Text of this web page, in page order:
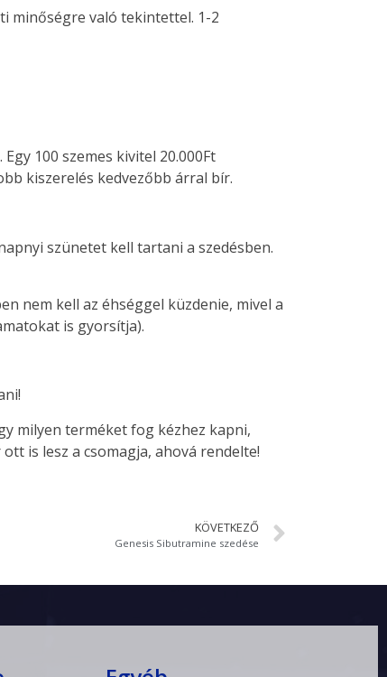
minőségre való tekintettel. 1-2
100 szemes kivitel 20.000Ft
kiszerelés kedvezőbb árral bír.
szünetet kell tartani a szedésben.
nem kell az éhséggel küzdenie, mivel a
is gyorsítja).
milyen terméket fog kézhez kapni,
is lesz a csomagja, ahová rendelte!
KÖVETKEZŐ
Genesis Sibutramine szedése